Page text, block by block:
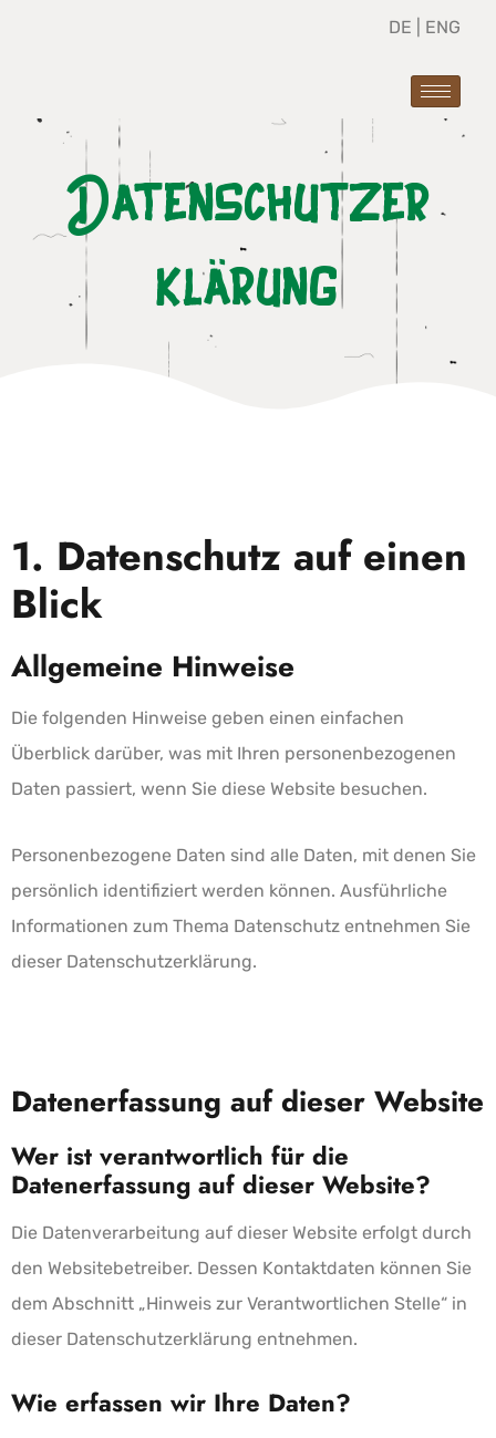
DE ENG
Datenschutzer
klärung
1. Datenschutz auf einen
Blick
Allgemeine Hinweise
Die folgenden Hinweise geben einen einfachen
Überblick darüber, was mit Ihren personenbezogenen
Daten passiert, wenn Sie diese Website besuchen.
Personenbezogene Daten sind alle Daten, mit denen Sie
persönlich identifiziert werden können. Ausführliche
Informationen zum Thema Datenschutz entnehmen Sie
dieser Datenschutzerklärung.
Datenerfassung auf dieser Website
Wer ist verantwortlich für die
Datenerfassung auf dieser Website?
Die Datenverarbeitung auf dieser Website erfolgt durch
den Websitebetreiber. Dessen Kontaktdaten können Sie
dem Abschnitt „Hinweis zur Verantwortlichen Stelle“ in
dieser Datenschutzerklärung entnehmen.
Wie erfassen wir Ihre Daten?